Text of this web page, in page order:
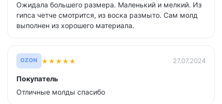
Ожидала большего размера. Маленький и мелкий. Из
гипса четче смотрится, из воска размыто. Сам молд
выполнен из хорошего материала.
OZON ★★★★★ 27.07.2024
Покупатель
Отличные молды спасибо